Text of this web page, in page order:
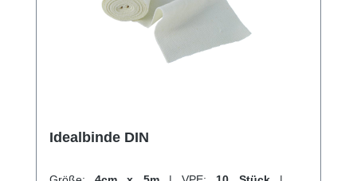
Informationen des Herstellers Kaufen Sie jetzt
Idealbinde BMP online bei uns und profitieren
Sie von unserem schnellen Versand und
unserem hervorragenden Kundenservice.
Idealbinde DIN